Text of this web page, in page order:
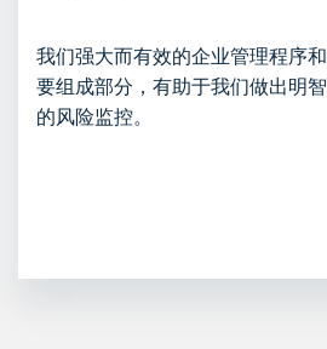
我们强大而有效的企业管理程序
要组成部分，有助于我们做出明
的风险监控。